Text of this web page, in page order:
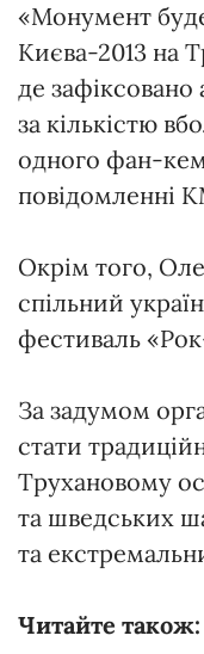
«Монумент
Києва-2013 на
де
за кількістю
одного фан-
повідомленні
Окрім того,
спільний
фестиваль
За задумом
стати
Трухановому
та шведських
та
Читайте також: